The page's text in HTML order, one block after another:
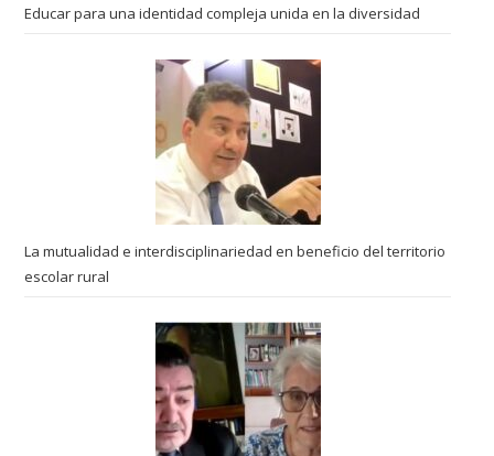
Educar para una identidad compleja unida en la diversidad
La mutualidad e interdisciplinariedad en beneficio del territorio
escolar rural